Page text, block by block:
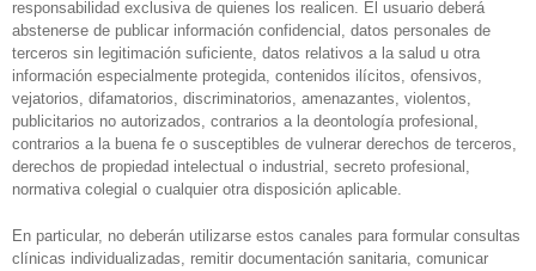
responsabilidad exclusiva de quienes los realicen. El usuario deberá
abstenerse de publicar información confidencial, datos personales de
terceros sin legitimación suficiente, datos relativos a la salud u otra
información especialmente protegida, contenidos ilícitos, ofensivos,
vejatorios, difamatorios, discriminatorios, amenazantes, violentos,
publicitarios no autorizados, contrarios a la deontología profesional,
contrarios a la buena fe o susceptibles de vulnerar derechos de terceros,
derechos de propiedad intelectual o industrial, secreto profesional,
normativa colegial o cualquier otra disposición aplicable.
En particular, no deberán utilizarse estos canales para formular consultas
clínicas individualizadas, remitir documentación sanitaria, comunicar